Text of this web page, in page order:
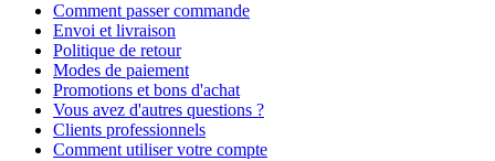
Comment passer commande
Envoi et livraison
Politique de retour
Modes de paiement
Promotions et bons d'achat
Vous avez d'autres questions ?
Clients professionnels
Comment utiliser votre compte